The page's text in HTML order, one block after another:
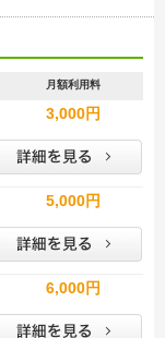
月額利用料
3,000円
5,000円
6,000円